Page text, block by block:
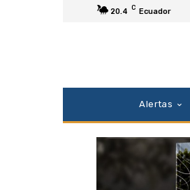
20.4 C Ecuador
Alertas